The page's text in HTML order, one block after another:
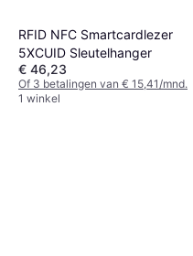
RFID NFC Smartcardlezer
5XCUID Sleutelhanger
€ 46,23
Of 3 betalingen van € 15,41/mnd.
1 winkel